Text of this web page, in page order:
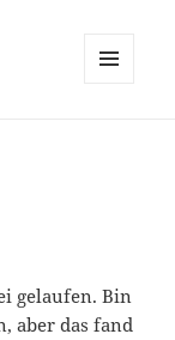
gelaufen. Bin
aber das fand